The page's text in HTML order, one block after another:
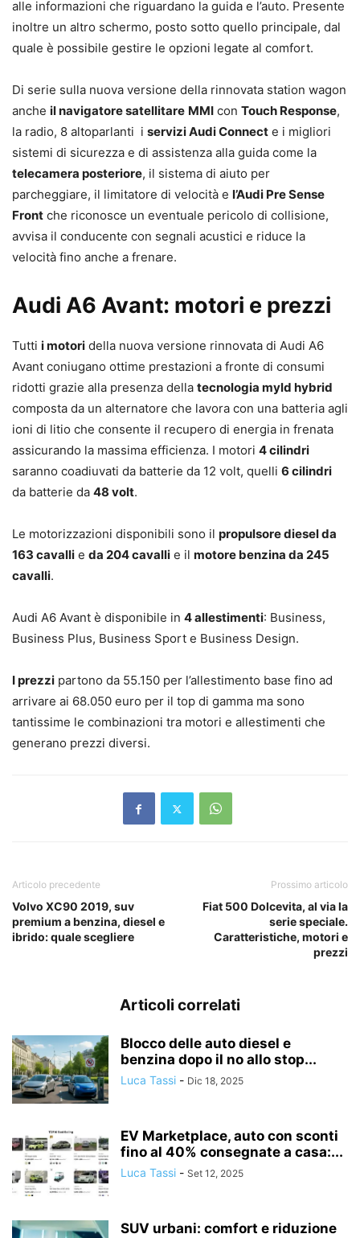
alle informazioni che riguardano la guida e l’auto. Presente
inoltre un altro schermo, posto sotto quello principale, dal
quale è possibile gestire le opzioni legate al comfort.
Di serie sulla nuova versione della rinnovata station wagon
anche il navigatore satellitare MMI con Touch Response,
la radio, 8 altoparlanti i servizi Audi Connect e i migliori
sistemi di sicurezza e di assistenza alla guida come la
telecamera posteriore, il sistema di aiuto per
parcheggiare, il limitatore di velocità e l’Audi Pre Sense
Front che riconosce un eventuale pericolo di collisione,
avvisa il conducente con segnali acustici e riduce la
velocità fino anche a frenare.
Audi A6 Avant: motori e prezzi
Tutti i motori della nuova versione rinnovata di Audi A6
Avant coniugano ottime prestazioni a fronte di consumi
ridotti grazie alla presenza della tecnologia myld hybrid
composta da un alternatore che lavora con una batteria agli
ioni di litio che consente il recupero di energia in frenata
assicurando la massima efficienza. I motori 4 cilindri
saranno coadiuvati da batterie da 12 volt, quelli 6 cilindri
da batterie da 48 volt.
Le motorizzazioni disponibili sono il propulsore diesel da
163 cavalli e da 204 cavalli e il motore benzina da 245
cavalli.
Audi A6 Avant è disponibile in 4 allestimenti: Business,
Business Plus, Business Sport e Business Design.
I prezzi partono da 55.150 per l’allestimento base fino ad
arrivare ai 68.050 euro per il top di gamma ma sono
tantissime le combinazioni tra motori e allestimenti che
generano prezzi diversi.
Articolo precedente
Volvo XC90 2019, suv
premium a benzina, diesel e
ibrido: quale scegliere
Prossimo articolo
Fiat 500 Dolcevita, al via la
serie speciale.
Caratteristiche, motori e
prezzi
Articoli correlati
Blocco delle auto diesel e
benzina dopo il no allo stop...
Luca Tassi - Dic 18, 2025
EV Marketplace, auto con sconti
fino al 40% consegnate a casa:...
Luca Tassi - Set 12, 2025
SUV urbani: comfort e riduzione